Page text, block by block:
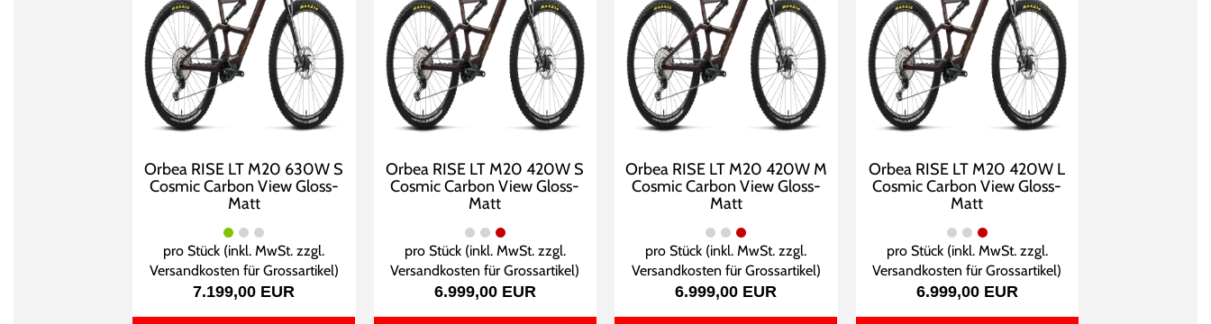
Orbea RISE LT M20 630W S
Cosmic Carbon View Gloss-
Matt
pro Stück (inkl. MwSt. zzgl.
Versandkosten für Grossartikel)
7.199,00 EUR
Orbea RISE LT M20 420W S
Cosmic Carbon View Gloss-
Matt
pro Stück (inkl. MwSt. zzgl.
Versandkosten für Grossartikel)
6.999,00 EUR
Orbea RISE LT M20 420W M
Cosmic Carbon View Gloss-
Matt
pro Stück (inkl. MwSt. zzgl.
Versandkosten für Grossartikel)
6.999,00 EUR
Orbea RISE LT M20 420W L
Cosmic Carbon View Gloss-
Matt
pro Stück (inkl. MwSt. zzgl.
Versandkosten für Grossartikel)
6.999,00 EUR